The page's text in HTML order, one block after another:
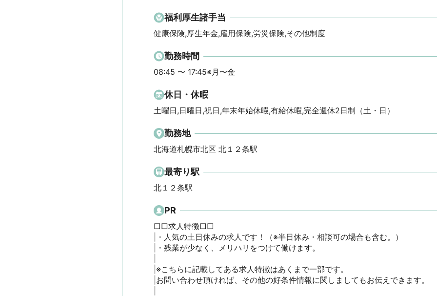
福利厚生諸手当
健康保険,厚生年金,雇用保険,労災保険,その他制度
勤務時間
08:45 〜 17:45※月〜金
休日・休暇
土曜日,日曜日,祝日,年末年始休暇,有給休暇,完全週休2日制（土・日）
勤務地
北海道札幌市北区 北１２条駅
最寄り駅
北１２条駅
PR
□□求人特徴□□
|・人気の土日休みの求人です！（※半日休み・相談可の場合も含む。）
|・残業が少なく、メリハリをつけて働けます。
|※こちらに記載してある求人特徴はあくまで一部です。
|お問い合わせ頂ければ、その他の好条件情報に関しましてもお伝えできます。